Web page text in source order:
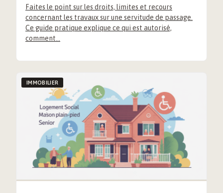
Faites le point sur les droits, limites et recours
concernant les travaux sur une servitude de passage.
Ce guide pratique explique ce qui est autorisé,
comment…
IMMOBILIER